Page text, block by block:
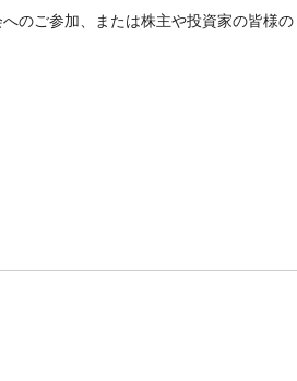
のご参加、または株主や投資家の皆様の